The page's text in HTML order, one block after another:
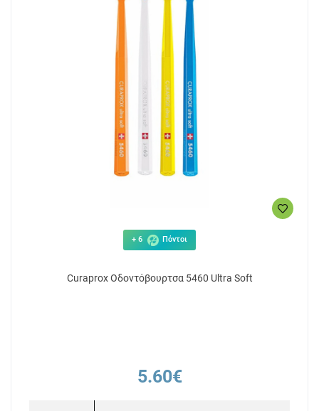
+ 6 Πόντοι
Curaprox Οδοντόβουρτσα 5460 Ultra Soft
5.60€